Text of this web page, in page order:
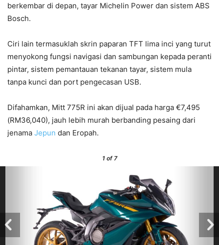
berkembar di depan, tayar Michelin Power dan sistem ABS
Bosch.
Ciri lain termasuklah skrin paparan TFT lima inci yang turut
menyokong fungsi navigasi dan sambungan kepada peranti
pintar, sistem pemantauan tekanan tayar, sistem mula
tanpa kunci dan port pengecasan USB.
Difahamkan, Mitt 775R ini akan dijual pada harga €7,495
(RM36,040), jauh lebih murah berbanding pesaing dari
jenama Jepun dan Eropah.
1of 7